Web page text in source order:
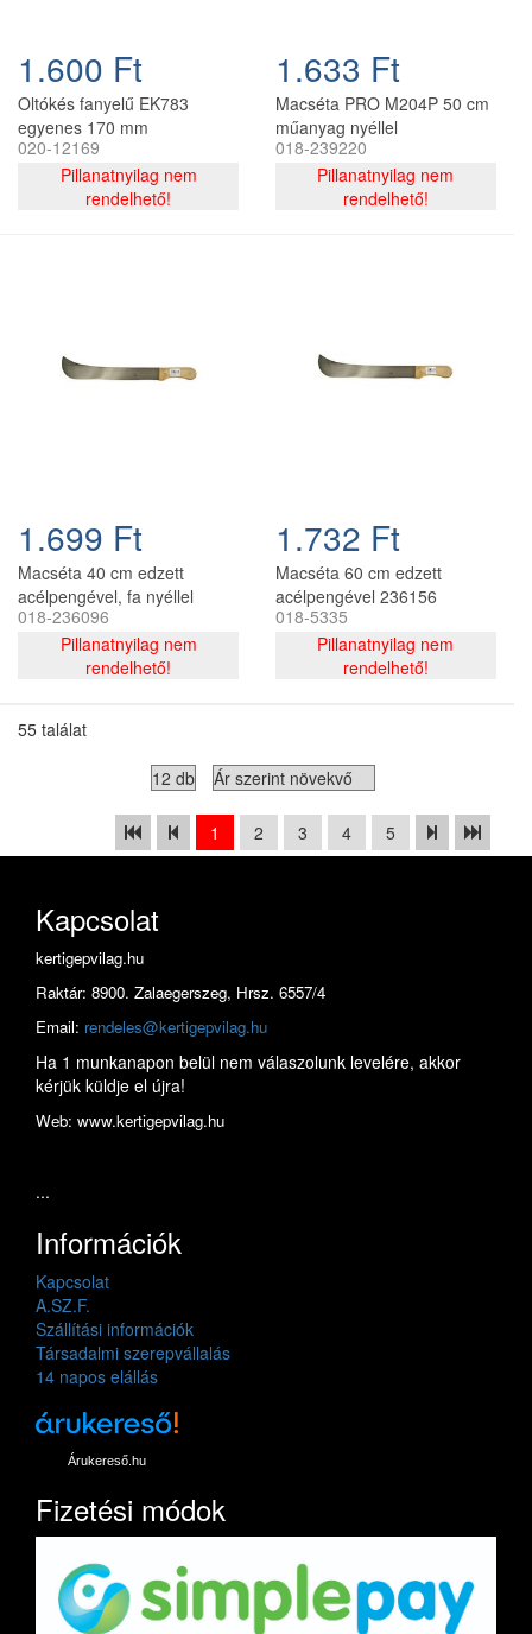
1.600 Ft
Oltókés fanyelű EK783
egyenes 170 mm
020-12169
Pillanatnyilag nem
rendelhető!
1.633 Ft
Macséta PRO M204P 50 cm
műanyag nyéllel
018-239220
Pillanatnyilag nem
rendelhető!
1.699 Ft
Macséta 40 cm edzett
acélpengével, fa nyéllel
SPM204W ST
018-236096
Pillanatnyilag nem
rendelhető!
1.732 Ft
Macséta 60 cm edzett
acélpengével 236156
JAD/ST
018-5335
Pillanatnyilag nem
rendelhető!
55 találat
1 2 3 4 5
Kapcsolat
kertigepvilag.hu
Raktár: 8900. Zalaegerszeg, Hrsz. 6557/4
Email: rendeles@kertigepvilag.hu
Ha 1 munkanapon belül nem válaszolunk levelére, akkor
kérjük küldje el újra!
Web: www.kertigepvilag.hu
...
Információk
Kapcsolat
A.SZ.F.
Szállítási információk
Társadalmi szerepvállalás
14 napos elállás
Árukereső.hu
Fizetési módok